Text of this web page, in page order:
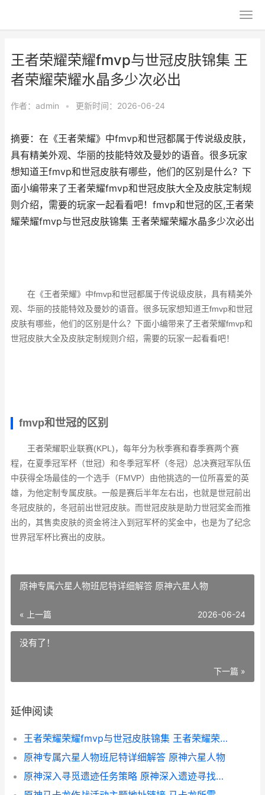
王者荣耀荣耀fmvp与世冠皮肤锦集 王
者荣耀荣耀水晶多少次必出
作者： admin • 更新时间：2026-06-24
摘要：在《王者荣耀》中fmvp和世冠都属于传说级皮肤，
具有精美外观、华丽的技能特效及曼妙的语音。很多玩家
想知道王fmvp和世冠皮肤有哪些，他们的区别是什么？下
面小编带来了王者荣耀fmvp和世冠皮肤大全及皮肤定制规
则介绍，需要的玩家一起看看吧！fmvp和世冠的区,王者荣
耀荣耀fmvp与世冠皮肤锦集 王者荣耀荣耀水晶多少次必出
在《王者荣耀》中fmvp和世冠都属于传说级皮肤，具有精美外
观、华丽的技能特效及曼妙的语音。很多玩家想知道王fmvp和世冠
皮肤有哪些，他们的区别是什么？下面小编带来了王者荣耀fmvp和
世冠皮肤大全及皮肤定制规则介绍，需要的玩家一起看看吧！
fmvp和世冠的区别
王者荣耀职业联赛(KPL)，每年分为秋季赛和春季赛两个赛
程，在夏季冠军杯（世冠）和冬季冠军杯（冬冠）总决赛冠军队伍
中获得全场最佳的一个选手（FMVP）由他挑选的一位所喜爱的英
雄，为他定制专属皮肤。一般是赛后半年左右出，也就是世冠前出
冬冠皮肤的，冬冠前出世冠皮肤。而世冠皮肤是助力世冠奖金而推
出的，其售卖皮肤的资金将注入到冠军杯的奖金中，也是为了纪念
世界冠军杯比赛出的皮肤。
原神专属六星人物班尼特详细解答 原神六星人物
« 上一篇 2026-06-24
没有了！
下一篇 »
延伸阅读
王者荣耀荣耀fmvp与世冠皮肤锦集 王者荣耀荣耀水晶多少次必出
原神专属六星人物班尼特详细解答 原神六星人物
原神深入寻觅遗迹任务策略 原神深入遗迹寻找食材怎么过